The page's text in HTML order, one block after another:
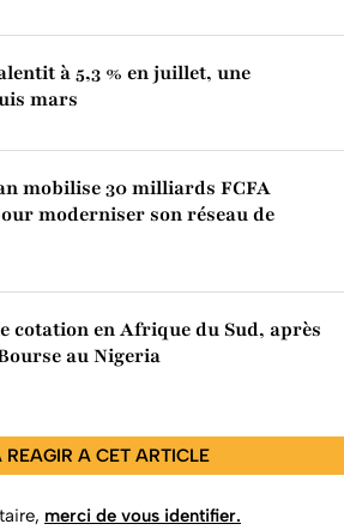
à 5,3 % en juillet, une
mars
mobilise 30 milliards FCFA
moderniser son réseau de
cotation en Afrique du Sud, après
au Nigeria
REAGIR A CET ARTICLE
merci de vous identifier.